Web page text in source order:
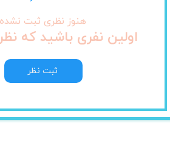
هنوز نظری ثبت نشده
اولین نفری باشید که
ثبت نظر